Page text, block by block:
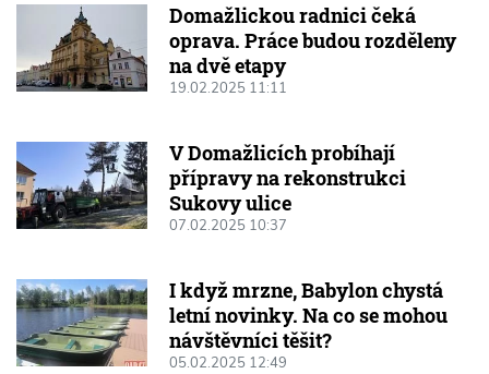
Domažlickou radnici čeká
oprava. Práce budou rozděleny
na dvě etapy
19.02.2025 11:11
V Domažlicích probíhají
přípravy na rekonstrukci
Sukovy ulice
07.02.2025 10:37
I když mrzne, Babylon chystá
letní novinky. Na co se mohou
návštěvníci těšit?
05.02.2025 12:49